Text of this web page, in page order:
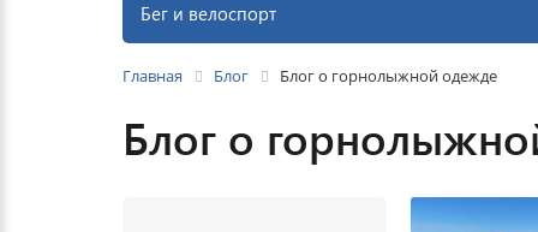
Бег и велоспорт
Главная Блог Блог о горнолыжной одежде
Блог о